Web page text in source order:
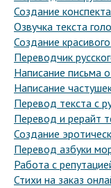
Создание
Озвучка текста
Создание
Переводчик
Написание письма
Написание
Перевод текста с
Перевод и рерайт
Создание
Перевод азбуки
Работа с
Стихи на заказ